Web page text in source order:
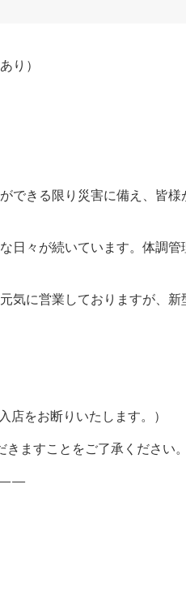
り）
できる限り災害に備え、皆様
日々が続いています。体調管
気に営業しておりますが、
店をお断りいたします。）
ますことをご了承ください。